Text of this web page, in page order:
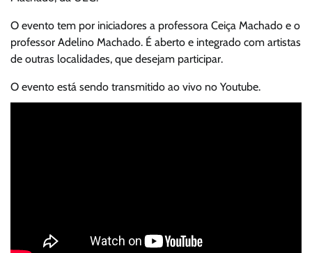
O evento tem por iniciadores a professora Ceiça Machado e o
professor Adelino Machado. É aberto e integrado com artistas
de outras localidades, que desejam participar.
O evento está sendo transmitido ao vivo no Youtube.